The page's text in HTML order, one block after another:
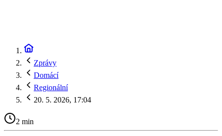
Zprávy
Domácí
Regionální
20. 5. 2026, 17:04
2 min